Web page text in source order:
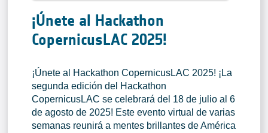
¡Únete al Hackathon
CopernicusLAC 2025!
¡Únete al Hackathon CopernicusLAC 2025! ¡La
segunda edición del Hackathon
CopernicusLAC se celebrará del 18 de julio al 6
de agosto de 2025! Este evento virtual de varias
semanas reunirá a mentes brillantes de América